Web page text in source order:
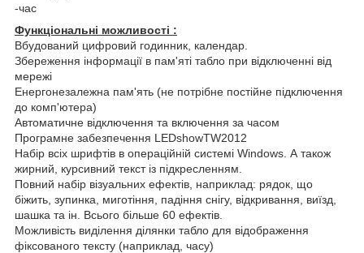
-час
Функціональні можливості :
Вбудований цифровий годинник, календар.
Збереження інформації в пам'яті табло при відключенні від
мережі
Енергонезалежна пам'ять (не потрібне постійне підключення
до комп'ютера)
Автоматичне відключення та включення за часом
Програмне забезпечення LEDshowTW2012
Набір всіх шрифтів в операційній системі Windows. А також
жирний, курсивний текст із підкресленням.
Повний набір візуальних ефектів, наприклад: рядок, що
біжить, зупинка, миготіння, падіння снігу, відкривання, виїзд,
шашка та ін. Всього більше 60 ефектів.
Можливість виділення ділянки табло для відображення
фіксованого тексту (наприклад, часу)